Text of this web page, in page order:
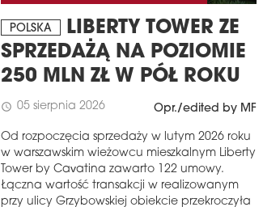
POLSKA
LIBERTY TOWER ZE
SPRZEDAŻĄ NA POZIOMIE
250 MLN ZŁ W PÓŁ ROKU
schedule 05 sierpnia 2026 Opr./edited by MF
Od rozpoczęcia sprzedaży w lutym 2026 roku
w warszawskim wieżowcu mieszkalnym Liberty
Tower by Cavatina zawarto 122 umowy.
Łączna wartość transakcji w realizowanym
przy ulicy Grzybowskiej obiekcie przekroczyła